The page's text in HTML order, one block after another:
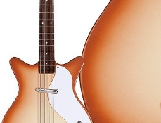
キーボード
管楽器